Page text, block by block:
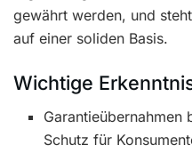
gewährt werden, und
auf einer soliden Basis.
Wichtige
Garantieübernahmen
Schutz für